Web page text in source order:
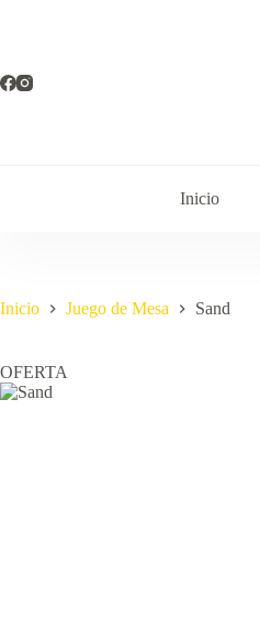
Inicio
Inicio Juego de Mesa Sand
OFERTA